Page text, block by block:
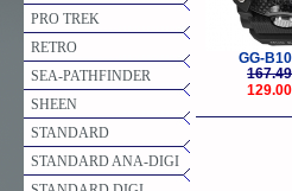
PRO TREK
RETRO
SEA-PATHFINDER
SHEEN
STANDARD
STANDARD ANA-DIGI
GG-